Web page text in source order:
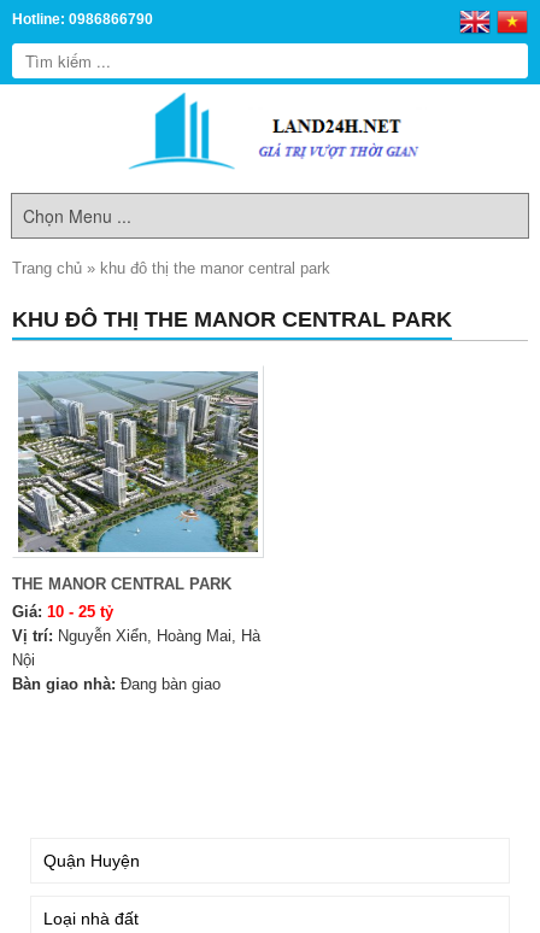
Hotline: 0986866790
Trang chủ » khu đô thị the manor central park
KHU ĐÔ THỊ THE MANOR CENTRAL PARK
THE MANOR CENTRAL PARK
Giá: 10 - 25 tỷ
Vị trí: Nguyễn Xiển, Hoàng Mai, Hà
Nội
Bàn giao nhà: Đang bàn giao